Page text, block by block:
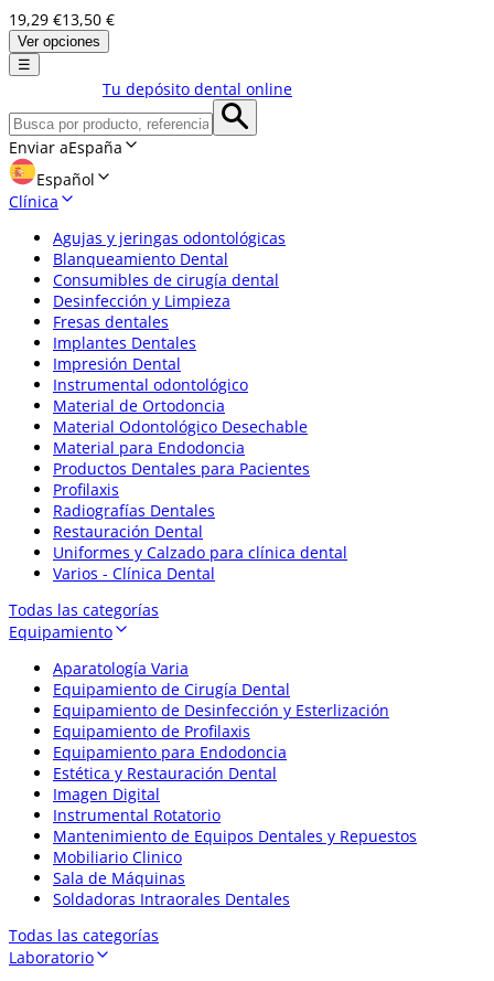
19,29 €13,50 €
Ver opciones
☰
Tu depósito dental online
Enviar aEspaña
Español
Clínica
Agujas y jeringas odontológicas
Blanqueamiento Dental
Consumibles de cirugía dental
Desinfección y Limpieza
Fresas dentales
Implantes Dentales
Impresión Dental
Instrumental odontológico
Material de Ortodoncia
Material Odontológico Desechable
Material para Endodoncia
Productos Dentales para Pacientes
Profilaxis
Radiografías Dentales
Restauración Dental
Uniformes y Calzado para clínica dental
Varios - Clínica Dental
Todas las categorías
Equipamiento
Aparatología Varia
Equipamiento de Cirugía Dental
Equipamiento de Desinfección y Esterlización
Equipamiento de Profilaxis
Equipamiento para Endodoncia
Estética y Restauración Dental
Imagen Digital
Instrumental Rotatorio
Mantenimiento de Equipos Dentales y Repuestos
Mobiliario Clinico
Sala de Máquinas
Soldadoras Intraorales Dentales
Todas las categorías
Laboratorio